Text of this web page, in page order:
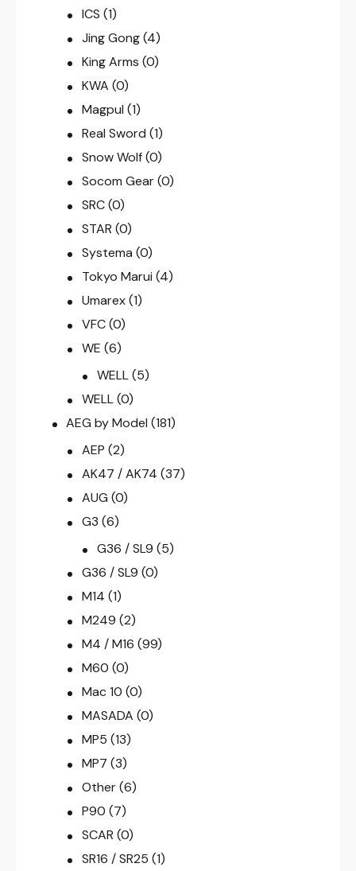
ICS (1)
Jing Gong (4)
King Arms (0)
KWA (0)
Magpul (1)
Real Sword (1)
Snow Wolf (0)
Socom Gear (0)
SRC (0)
STAR (0)
Systema (0)
Tokyo Marui (4)
Umarex (1)
VFC (0)
WE (6)
WELL (5)
WELL (0)
AEG by Model (181)
AEP (2)
AK47 / AK74 (37)
AUG (0)
G3 (6)
G36 / SL9 (5)
G36 / SL9 (0)
M14 (1)
M249 (2)
M4 / M16 (99)
M60 (0)
Mac 10 (0)
MASADA (0)
MP5 (13)
MP7 (3)
Other (6)
P90 (7)
SCAR (0)
SR16 / SR25 (1)